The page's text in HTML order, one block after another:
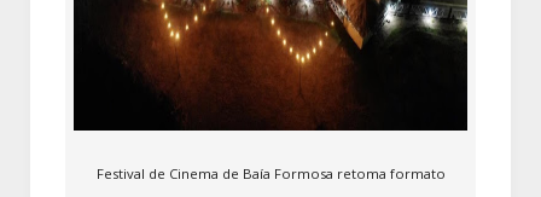
Festival de Cinema de Baía Formosa retoma formato